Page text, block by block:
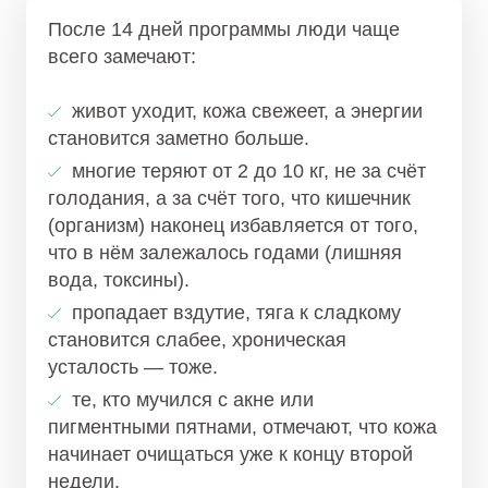
После 14 дней программы люди чаще
всего замечают:
живот уходит, кожа свежеет, а энергии
становится заметно больше.
многие теряют от 2 до 10 кг, не за счёт
голодания, а за счёт того, что кишечник
(организм) наконец избавляется от того,
что в нём залежалось годами (лишняя
вода, токсины).
пропадает вздутие, тяга к сладкому
становится слабее, хроническая
усталость — тоже.
те, кто мучился с акне или
пигментными пятнами, отмечают, что кожа
начинает очищаться уже к концу второй
недели.